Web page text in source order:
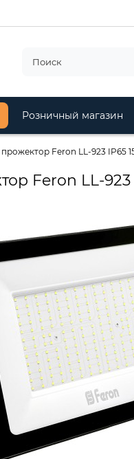
Розничный магазин
Feron LL-923 IP65
Feron LL-923